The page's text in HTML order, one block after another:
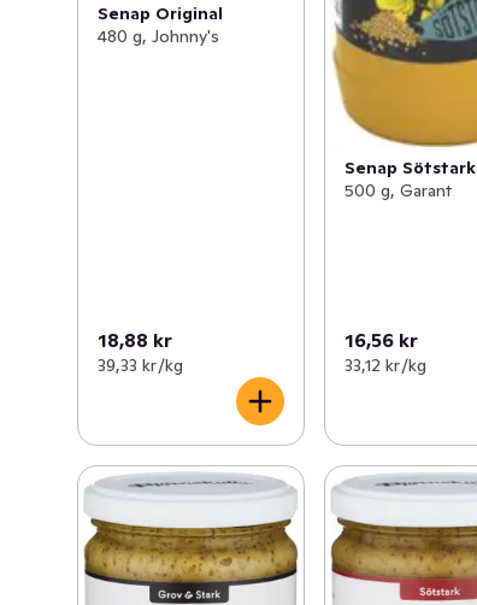
Senap Original
480 g, Johnny's
18,88 kr
39,33 kr /kg
Senap Sötstark
500 g, Garant
16,56 kr
33,12 kr /kg